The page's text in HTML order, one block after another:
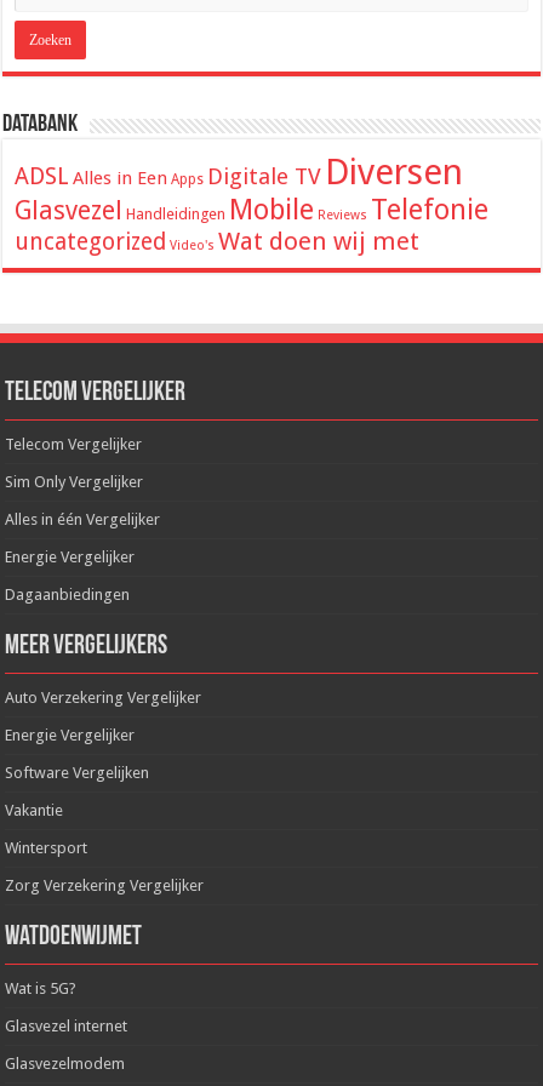
Databank
ADSL Alles in Een Apps Digitale TV Diversen
Glasvezel Handleidingen Mobile Reviews Telefonie
uncategorized Video's Wat doen wij met
Telecom Vergelijker
Telecom Vergelijker
Sim Only Vergelijker
Alles in één Vergelijker
Energie Vergelijker
Dagaanbiedingen
Meer Vergelijkers
Auto Verzekering Vergelijker
Energie Vergelijker
Software Vergelijken
Vakantie
Wintersport
Zorg Verzekering Vergelijker
WatDoenWijMet
Wat is 5G?
Glasvezel internet
Glasvezelmodem